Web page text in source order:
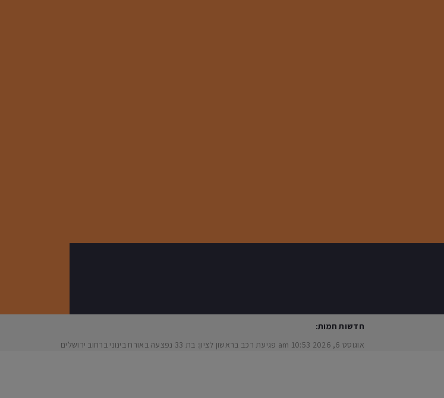
חדשות חמות:
אוגוסט 6, 2026
10:53 am פגיעת רכב בראשון לציון: בת 33 נפצעה באורח בינוני ברחוב ירושלים